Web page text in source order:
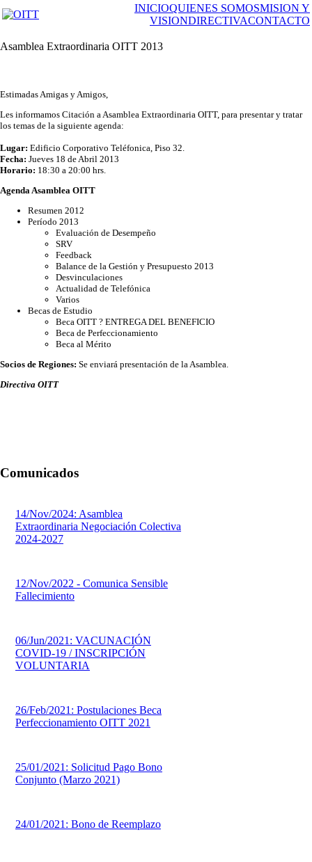
INICIOQUIENES SOMOSMISION Y
VISIONDIRECTIVACONTACTO
Asamblea Extraordinaria OITT 2013
Estimadas Amigas y Amigos,
Les informamos Citación a Asamblea Extraordinaria OITT, para presentar y tratar
los temas de la siguiente agenda:
Lugar: Edificio Corporativo Teléfonica, Piso 32.
Fecha: Jueves 18 de Abril 2013
Horario: 18:30 a 20:00 hrs.
Agenda Asamblea OITT
Resumen 2012
Período 2013
Evaluación de Desempeño
SRV
Feedback
Balance de la Gestión y Presupuesto 2013
Desvinculaciones
Actualidad de Telefónica
Varios
Becas de Estudio
Beca OITT ? ENTREGA DEL BENEFICIO
Beca de Perfeccionamiento
Beca al Mérito
Socios de Regiones: Se enviará presentación de la Asamblea.
Directiva OITT
Comunicados
14/Nov/2024: Asamblea
Extraordinaria Negociación Colectiva
2024-2027
12/Nov/2022 - Comunica Sensible
Fallecimiento
06/Jun/2021: VACUNACIÓN
COVID-19 / INSCRIPCIÓN
VOLUNTARIA
26/Feb/2021: Postulaciones Beca
Perfeccionamiento OITT 2021
25/01/2021: Solicitud Pago Bono
Conjunto (Marzo 2021)
24/01/2021: Bono de Reemplazo